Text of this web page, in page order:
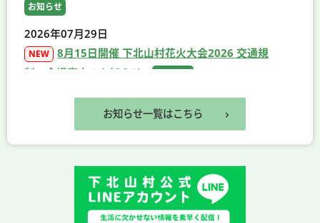
お知らせ
2026年07月29日
NEW
8月15日開催 下北山村花火大会2026 交通規
制・会場案内のお知らせ
2026年07月22日
池神社と明神池が「NEWT（ニュート）」の特集記事
2026年07月21日
【入札公告】下総備第8-1号 消防用無反動型ノズル
入札契約
お知らせ一覧はこちら